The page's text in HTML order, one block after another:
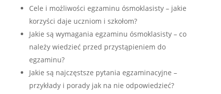
Cele i możliwości egzaminu ósmoklasisty – jakie
korzyści daje uczniom i szkołom?
Jakie są wymagania egzaminu ósmoklasisty – co
należy wiedzieć przed przystąpieniem do
egzaminu?
Jakie są najczęstsze pytania egzaminacyjne –
przykłady i porady jak na nie odpowiedzieć?